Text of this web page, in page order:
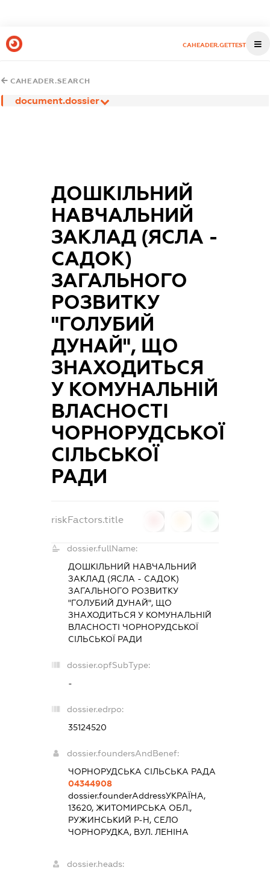
CAHEADER.GETTEST
CAHEADER.SEARCH
document.dossier
ДОШКІЛЬНИЙ
НАВЧАЛЬНИЙ
ЗАКЛАД (ЯСЛА -
САДОК)
ЗАГАЛЬНОГО
РОЗВИТКУ
"ГОЛУБИЙ
ДУНАЙ", ЩО
ЗНАХОДИТЬСЯ
У КОМУНАЛЬНІЙ
ВЛАСНОСТІ
ЧОРНОРУДСЬКОЇ
СІЛЬСЬКОЇ
РАДИ
riskFactors.title
dossier.fullName:
ДОШКІЛЬНИЙ НАВЧАЛЬНИЙ
ЗАКЛАД (ЯСЛА - САДОК)
ЗАГАЛЬНОГО РОЗВИТКУ
"ГОЛУБИЙ ДУНАЙ", ЩО
ЗНАХОДИТЬСЯ У КОМУНАЛЬНІЙ
ВЛАСНОСТІ ЧОРНОРУДСЬКОЇ
СІЛЬСЬКОЇ РАДИ
dossier.opfSubType:
-
dossier.edrpo:
35124520
dossier.foundersAndBenef:
ЧОРНОРУДСЬКА СІЛЬСЬКА РАДА
04344908
dossier.founderAddressУКРАЇНА,
13620, ЖИТОМИРСЬКА ОБЛ.,
РУЖИНСЬКИЙ Р-Н, СЕЛО
ЧОРНОРУДКА, ВУЛ. ЛЕНІНА
dossier.heads: